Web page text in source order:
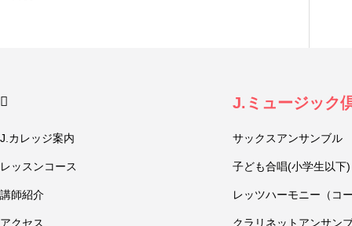
J.カレッジ案内
レッスンコース
講師紹介
アクセス
J.ミュージック
サックスアンサンブル
子ども合唱(小学生以下)
レッツハーモニー（コ
クラリネットアンサン